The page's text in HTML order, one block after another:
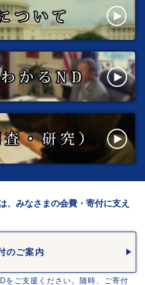
、みなさまの会費・寄付に支え
のご案内
をご支援ください。随時、ご寄付